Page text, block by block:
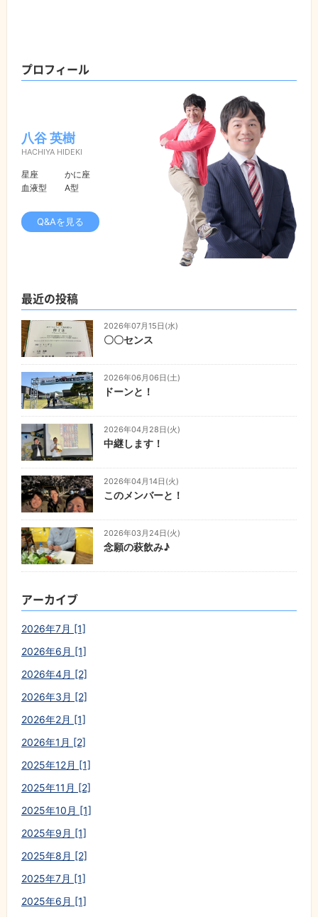
プロフィール
八谷 英樹
HACHIYA HIDEKI
星座
かに座
血液型
A型
Q&Aを見る
最近の投稿
2026年07月15日(水)
〇〇センス
2026年06月06日(土)
ドーンと！
2026年04月28日(火)
中継します！
2026年04月14日(火)
このメンバーと！
2026年03月24日(火)
念願の萩飲み♪
アーカイブ
2026年7月 [1]
2026年6月 [1]
2026年4月 [2]
2026年3月 [2]
2026年2月 [1]
2026年1月 [2]
2025年12月 [1]
2025年11月 [2]
2025年10月 [1]
2025年9月 [1]
2025年8月 [2]
2025年7月 [1]
2025年6月 [1]